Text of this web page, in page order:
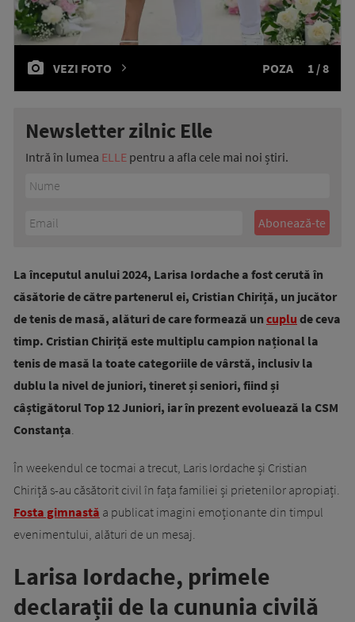
VEZI FOTO POZA 1 / 8
Newsletter zilnic Elle
Intră în lumea ELLE pentru a afla cele mai noi știri.
La începutul anului 2024, Larisa Iordache a fost cerută în
căsătorie de către partenerul ei, Cristian Chiriță, un jucător
de tenis de masă, alături de care formează un cuplu de ceva
timp. Cristian Chiriță este multiplu campion național la
tenis de masă la toate categoriile de vârstă, inclusiv la
dublu la nivel de juniori, tineret și seniori, fiind și
câștigătorul Top 12 Juniori, iar în prezent evoluează la CSM
Constanța
În weekendul ce tocmai a trecut, Laris Iordache și Cristian
Chiriță s-au căsătorit civil în fața familiei și prietenilor apropiați.
Fosta gimnastă a publicat imagini emoționante din timpul
evenimentului, alături de un mesaj.
Larisa Iordache, primele
declarații de la cununia civilă